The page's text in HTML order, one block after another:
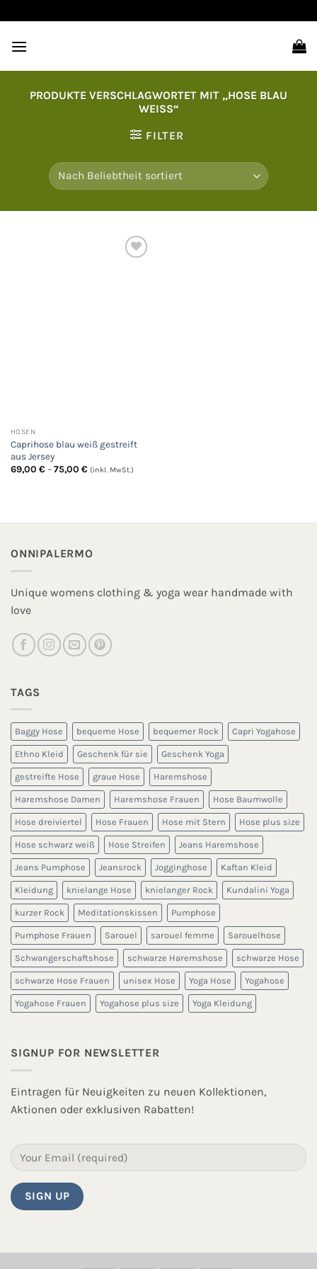
Inhalt
springen
PRODUKTE VERSCHLAGWORTET MIT „HOSE BLAU
WEISS“
FILTER
HOSEN
Caprihose blau weiß gestreift
aus Jersey
69,00 € – 75,00 €Preisspanne:
(inkl. MwSt.)
ONNIPALERMO
Unique womens clothing & yoga wear handmade with
love
TAGS
Baggy Hose bequeme Hose bequemer Rock Capri Yogahose
Ethno Kleid Geschenk für sie Geschenk Yoga
gestreifte Hose graue Hose Haremshose
Haremshose Damen Haremshose Frauen Hose Baumwolle
Hose dreiviertel Hose Frauen Hose mit Stern Hose plus size
Hose schwarz weiß Hose Streifen Jeans Haremshose
Jeans Pumphose Jeansrock Jogginghose Kaftan Kleid
Kleidung knielange Hose knielanger Rock Kundalini Yoga
kurzer Rock Meditationskissen Pumphose
Pumphose Frauen Sarouel sarouel femme Sarouelhose
Schwangerschaftshose schwarze Haremshose schwarze Hose
schwarze Hose Frauen unisex Hose Yoga Hose Yogahose
Yogahose Frauen Yogahose plus size Yoga Kleidung
SIGNUP FOR NEWSLETTER
Eintragen für Neuigkeiten zu neuen Kollektionen,
Aktionen oder exklusiven Rabatten!